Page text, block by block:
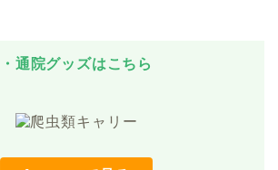
通院グッズはこちら